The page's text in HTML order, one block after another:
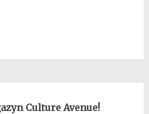
Culture Avenue!